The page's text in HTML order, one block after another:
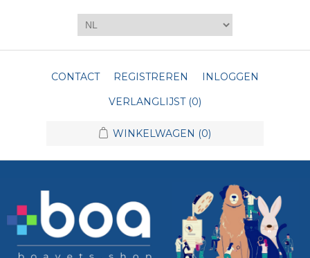
CONTACT REGISTREREN
INLOGGEN
VERLANGLIJST (0)
WINKELWAGEN (0)